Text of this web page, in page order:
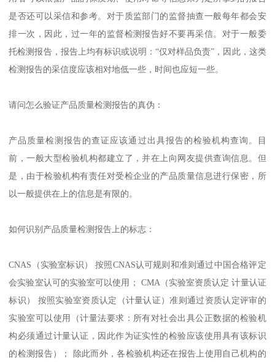
是否还可以采信和参考。对于质监部门的监督抽查一般每年都会安
排一次，因此，过一年的监督检测报告好不要再采信。对于一般委
托检测报告，报告上均有标识或说明：“仅对样品负责”，因此，这类
检测报告的采信度应该相对地低一些，时间也应短一些。
请问怎么验证产品质量检测报告的真伪：
产品质量检测报告的查证应该通过出具报告的检验机构查询。目
前，一般大型检验机构都建立了，并在上向网友提供查询信息。但
是，由于检验机构有责任对受检企业的产品质量信息进行保密，所
以一般提供在上的信息是有限的。
如何识别产品质量检测报告上的标志：
CNAS（实验室标识） 按照CNAS认可规则和准则通过中国合格评定
会实验室认可的实验室可以使用； CMA（实验室资质认定 计量认证
标识） 按照实验室资质认定（计量认证）准则通过资质认定评审的
实验室可以使用（计量法要求：所有对社会出具公正数据的检验机
构必须通过计量认证，因此作为证实性的检验应该使用具有该标识
的检测报告）； 除此而外，各检验机构还在报告上使用自己机构的